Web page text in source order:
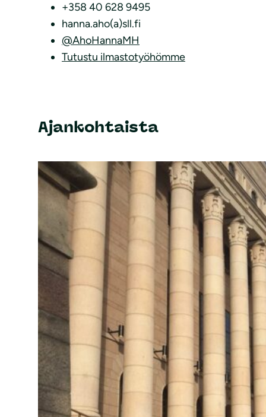
+358 40 628 9495
hanna.aho(a)sll.fi
@AhoHannaMH
Tutustu ilmastotyöhömme
Ajankohtaista